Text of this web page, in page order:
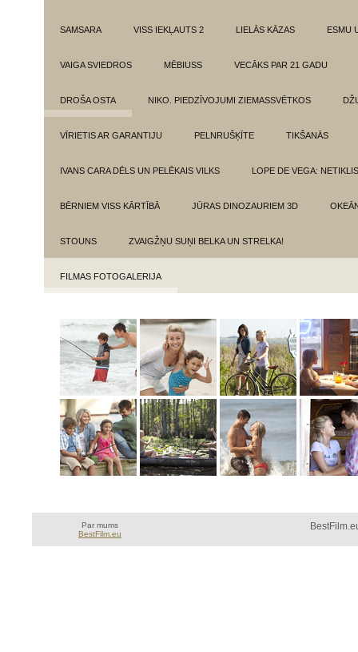
SAMSARA VISS IEKĻAUTS 2 LIELĀS KĀZAS ESMU
VAIGA SVIEDROS MĒBIUSS VECĀKS PAR 21 GADU
DROŠA OSTA NIKO. PIEDZĪVOJUMI ZIEMASSVĒTKOS
VĪRIETIS AR GARANTIJU PELNRUŠĶĪTE TIKŠANĀS
IVANS CARA DĒLS UN PELĒKAIS VILKS LOPE DE VEGA:
BĒRNIEM VISS KĀRTĪBĀ JŪRAS DINOZAURIEM 3D
STOUNS ZVAIGŽŅU SUŅI BELKA UN STRELKA!
FILMAS FOTOGALERIJA
Par mums
BestFilm.eu